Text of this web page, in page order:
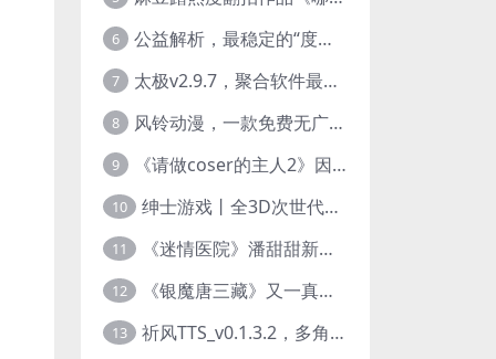
6 公益解析，最稳定的“度盘”直链解析站，突破速度限制
7 太极v2.9.7，聚合软件最新版，25+源也非常猛了！
8 风铃动漫，一款免费无广告的电脑端追番神器！
9 《请做coser的主人2》因“C度大”被Steam下架的真人美女互动游戏！
10 绅士游戏丨全3D次世代的黄油大作， 细腻逼真的双人互动狂想曲！
11 《迷情医院》潘甜甜新作？有点刺激的真人美女互动游戏
12 《银魔唐三藏》又一真人美女互动游戏，堪比M豆！
13 祈风TTS_v0.1.3.2，多角色Ai配音神器，丰富的热门音色